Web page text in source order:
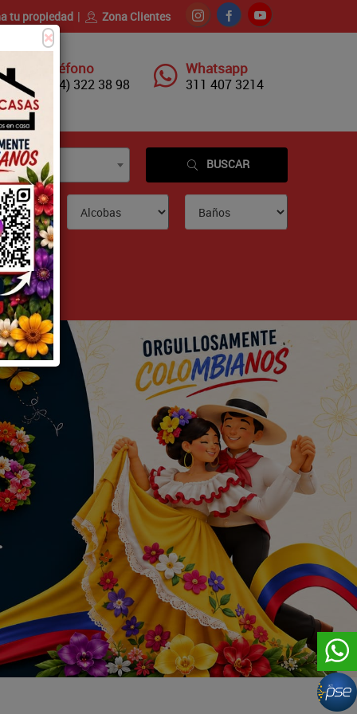
tu propiedad Zona Clientes
Teléfono
(604) 322 38 98
Whatsapp
311 407 3214
BUSCAR
×